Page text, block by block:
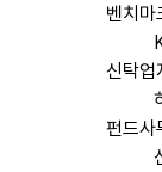
벤치마
신탁업
펀드사